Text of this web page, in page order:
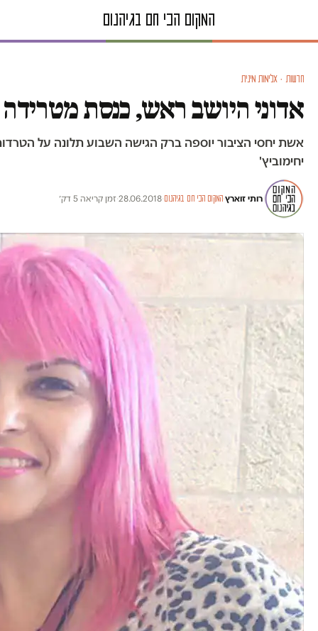
חדשות · אלימות מינית
אדוני היושב ראש, כנסת מטרידה
אשת יחסי הציבור יוספה ברק הגישה השבוע תלונה על
יחימוביץ'
רותי זוארץ·המקום הכי חם בגיהנום·
28.06.2018
·זמן קריאה 5 דק׳